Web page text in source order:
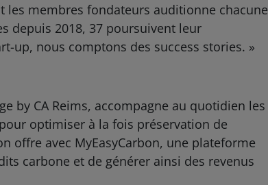
les membres fondateurs auditionne chacune
depuis 2018, 37 poursuivent leur
up, nous comptons des success stories. »
by CA Reims, accompagne au quotidien les
optimiser à la fois préservation de
offre avec MyEasyCarbon, une plateforme
carbone et de générer ainsi des revenus